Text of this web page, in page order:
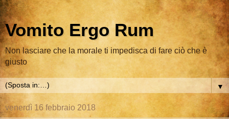
Vomito Ergo Rum
Non lasciare che la morale ti impedisca di fare ciò che è
giusto
▼
venerdì 16 febbraio 2018